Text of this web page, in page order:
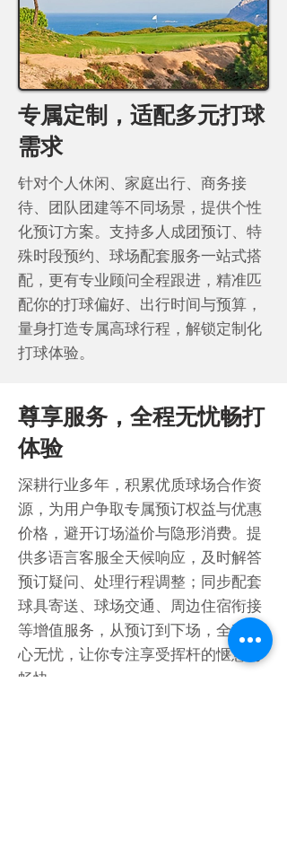
专属定制，适配多元打球
需求
针对个人休闲、家庭出行、商务接
待、团队团建等不同场景，提供个性
化预订方案。支持多人成团预订、特
殊时段预约、球场配套服务一站式搭
配，更有专业顾问全程跟进，精准匹
配你的打球偏好、出行时间与预算，
量身打造专属高球行程，解锁定制化
打球体验。
尊享服务，全程无忧畅打
体验
深耕行业多年，积累优质球场合作资
源，为用户争取专属预订权益与优惠
价格，避开订场溢价与隐形消费。提
供多语言客服全天候响应，及时解答
预订疑问、处理行程调整；同步配套
球具寄送、球场交通、周边住宿衔接
等增值服务，从预订到下场，全程省
心无忧，让你专注享受挥杆的惬意与
畅快。